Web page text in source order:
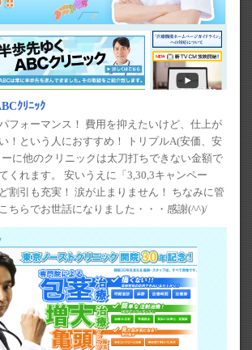
ｸﾘﾆｯｸ
フォーマンス！ 費用を抑えたいけど、仕上が
！という人におすすめ！ トリプルA(安価、安
に他のクリニックは太刀打ちできない金額で
くれます。 安いうえに「3,30,3キャンペー
割引も充実！ 涙が止まりません！ ちなみに管
ちらでお世話になりました・・・感謝(^^)/